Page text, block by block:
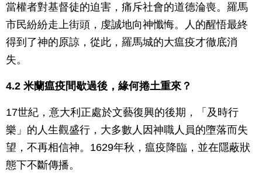
當權者對基督徒的迫害，痛斥社會的道德淪喪。羅馬
市民紛紛走上街頭，虔誠地向神懺悔。人的醒悟最終
得到了神的原諒，從此，羅馬城的大瘟疫才徹底消
失。
4.2 米蘭瘟疫間歇過後，緣何捲土重來？
17世紀，意大利正處於文藝復興的後期，「及時行
樂」的人生觀盛行，大多數人因神職人員的墮落而失
望，不再相信神。1629年秋，瘟疫降臨，並在隱蔽狀
態下不斷傳播。